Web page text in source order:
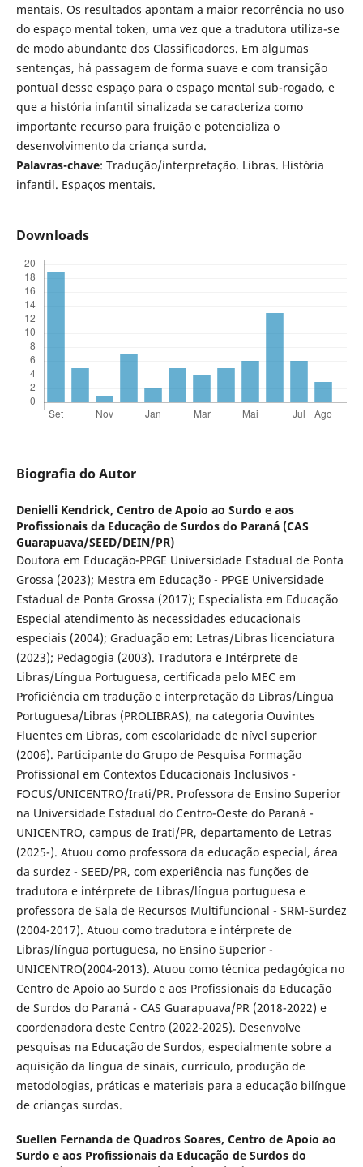
mentais. Os resultados apontam a maior recorrência no uso
do espaço mental token, uma vez que a tradutora utiliza-se
de modo abundante dos Classificadores. Em algumas
sentenças, há passagem de forma suave e com transição
pontual desse espaço para o espaço mental sub-rogado, e
que a história infantil sinalizada se caracteriza como
importante recurso para fruição e potencializa o
desenvolvimento da criança surda.
Palavras-chave: Tradução/interpretação. Libras. História
infantil. Espaços mentais.
Downloads
Biografia do Autor
Denielli Kendrick, Centro de Apoio ao Surdo e aos
Profissionais da Educação de Surdos do Paraná (CAS
Guarapuava/SEED/DEIN/PR)
Doutora em Educação-PPGE Universidade Estadual de Ponta
Grossa (2023); Mestra em Educação - PPGE Universidade
Estadual de Ponta Grossa (2017); Especialista em Educação
Especial atendimento às necessidades educacionais
especiais (2004); Graduação em: Letras/Libras licenciatura
(2023); Pedagogia (2003). Tradutora e Intérprete de
Libras/Língua Portuguesa, certificada pelo MEC em
Proficiência em tradução e interpretação da Libras/Língua
Portuguesa/Libras (PROLIBRAS), na categoria Ouvintes
Fluentes em Libras, com escolaridade de nível superior
(2006). Participante do Grupo de Pesquisa Formação
Profissional em Contextos Educacionais Inclusivos -
FOCUS/UNICENTRO/Irati/PR. Professora de Ensino Superior
na Universidade Estadual do Centro-Oeste do Paraná -
UNICENTRO, campus de Irati/PR, departamento de Letras
(2025-). Atuou como professora da educação especial, área
da surdez - SEED/PR, com experiência nas funções de
tradutora e intérprete de Libras/língua portuguesa e
professora de Sala de Recursos Multifuncional - SRM-Surdez
(2004-2017). Atuou como tradutora e intérprete de
Libras/língua portuguesa, no Ensino Superior -
UNICENTRO(2004-2013). Atuou como técnica pedagógica no
Centro de Apoio ao Surdo e aos Profissionais da Educação
de Surdos do Paraná - CAS Guarapuava/PR (2018-2022) e
coordenadora deste Centro (2022-2025). Desenvolve
pesquisas na Educação de Surdos, especialmente sobre a
aquisição da língua de sinais, currículo, produção de
metodologias, práticas e materiais para a educação bilíngue
de crianças surdas.
Suellen Fernanda de Quadros Soares, Centro de Apoio ao
Surdo e aos Profissionais da Educação de Surdos do